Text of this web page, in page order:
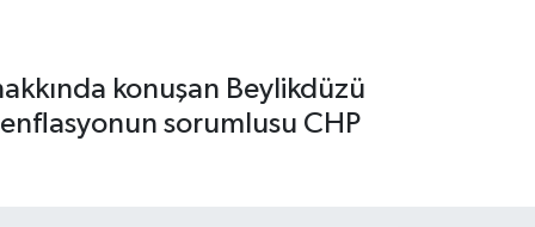
konuşan Beylikdüzü
sorumlusu CHP